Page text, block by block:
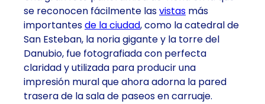
se reconocen fácilmente lasvistas más
importantesde la ciudad, como la catedral de
San Esteban, la noria gigante y la torre del
Danubio, fue fotografiada con perfecta
claridad y utilizada para producir una
impresión mural que ahora adorna la pared
trasera de la sala de paseos en carruaje.